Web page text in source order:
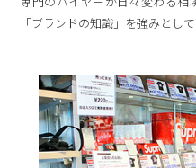
「ブランドの知識」を強みとし